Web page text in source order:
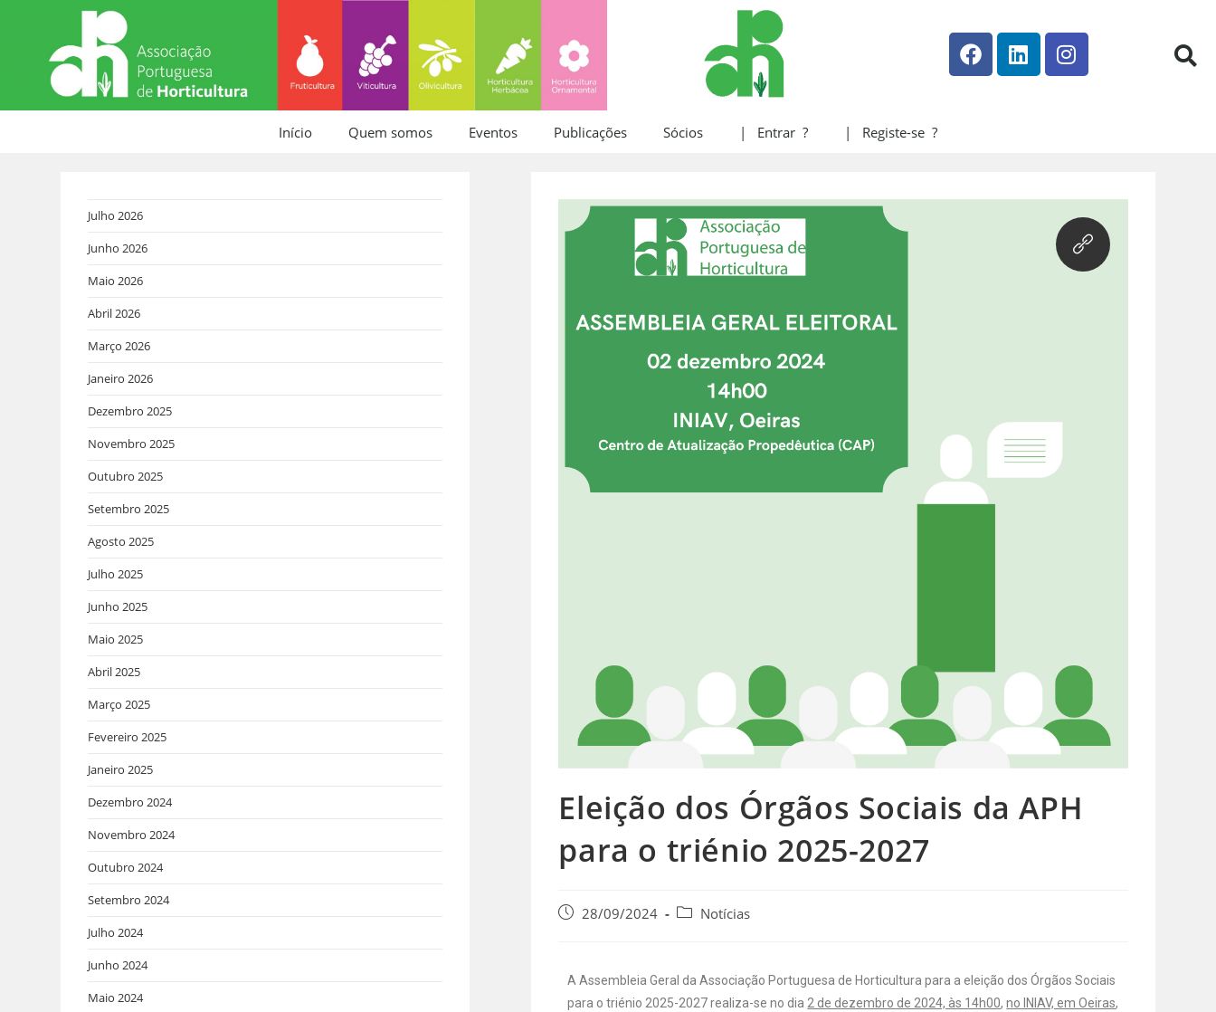
Início Quem somos Eventos Publicações Sócios | Entrar ? | Registe-se ?
Eleição dos Órgãos Sociais da APH
para o triénio 2025-2027
28/09/2024 Notícias
A Assembleia Geral da Associação Portuguesa de Horticultura para a eleição dos Órgãos Sociais
para o triénio 2025-2027 realiza-se no dia 2 de dezembro de 2024, às 14h00,no INIAV, em Oeiras,
Julho 2026
Junho 2026
Maio 2026
Abril 2026
Março 2026
Janeiro 2026
Dezembro 2025
Novembro 2025
Outubro 2025
Setembro 2025
Agosto 2025
Julho 2025
Junho 2025
Maio 2025
Abril 2025
Março 2025
Fevereiro 2025
Janeiro 2025
Dezembro 2024
Novembro 2024
Outubro 2024
Setembro 2024
Julho 2024
Junho 2024
Maio 2024